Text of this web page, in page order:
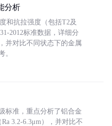
分析
和抗拉强度（包括T2及
2012标准数据，详细分
并对比不同状态下的金属
。
标准，重点分析了铝合金
3.2-6.3μm），并对比不